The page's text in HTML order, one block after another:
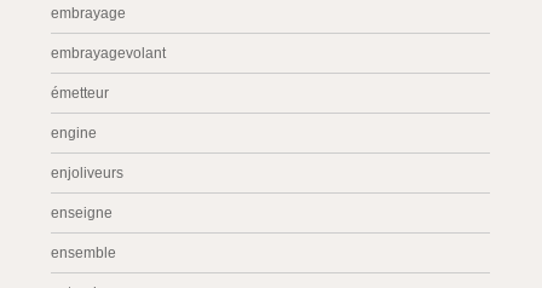
embrayage
embrayagevolant
émetteur
engine
enjoliveurs
enseigne
ensemble